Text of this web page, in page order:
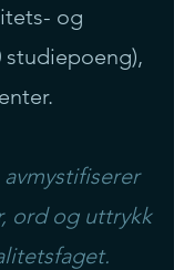
og
studiepoeng),
ord og uttrykk